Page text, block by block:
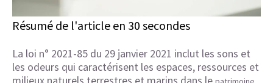
Résumé de l'article en 30 secondes
La loi n° 2021-85 du 29 janvier 2021 inclut les sons et
les odeurs qui caractérisent les espaces, ressources et